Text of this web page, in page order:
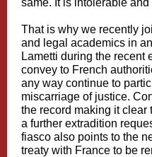
same. It is intolerable and
That is why we recently
and legal academics in
Lametti during the recent
convey to French
any way continue to
miscarriage of justice.
the record making it
a further extradition
fiasco also points to the
treaty with France to be